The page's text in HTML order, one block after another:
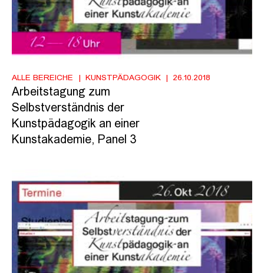
ALLE BEREICHE KUNSTPÄDAGOGIK 26.10.2018
Arbeitstagung zum
Selbstverständnis der
Kunstpädagogik an einer
Kunstakademie, Panel 3